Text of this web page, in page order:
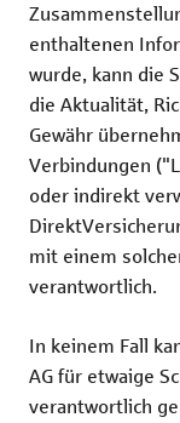
enthaltenen
wurde, kann die
die Aktualität,
Gewähr
Verbindungen
oder indirekt
mit einem
verantwortlich.
In keinem Fall
AG für etwaige
verantwortlich